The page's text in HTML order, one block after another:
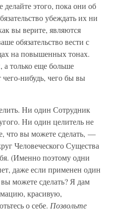
этого, пока они об
убеждать их ни
вы верите, являются
обязательство вести с
на повышенных тонах.
а только еще больше
чего-нибудь, чего бы вы
Ни один Сотрудник
Ни один целитель не
что вы можете сделать, —
Человеческого Существа
(Именно поэтому одни
даже если применен один
можете сделать? Я дам
красивую,
о себе. Позвольте